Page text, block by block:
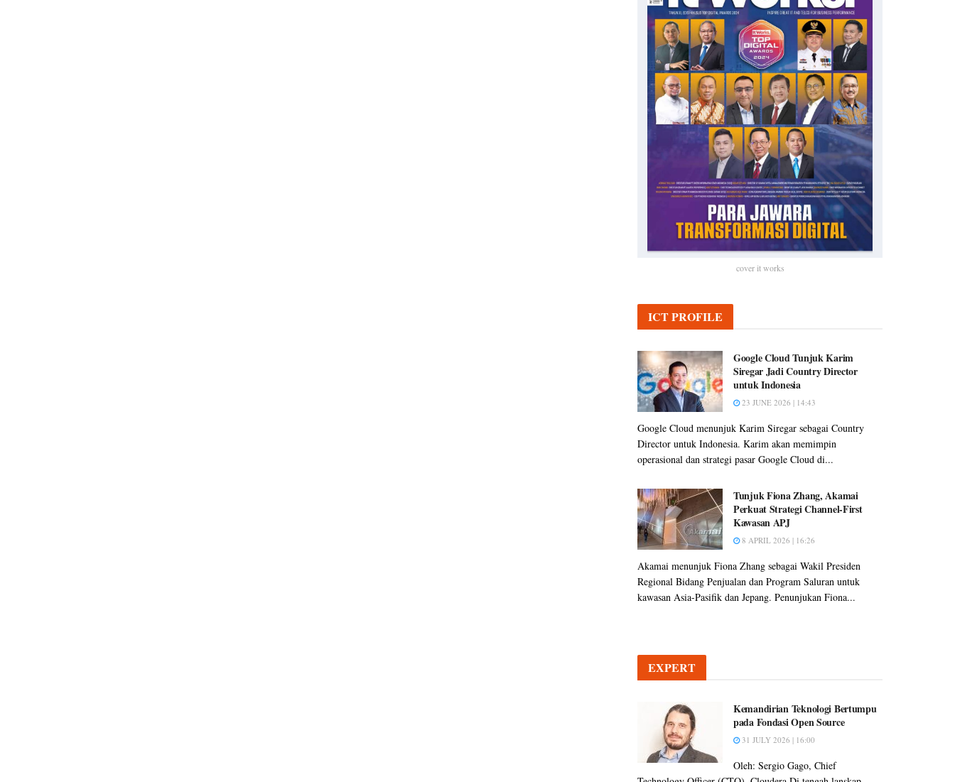
cover it works
ICT PROFILE
Google Cloud Tunjuk Karim
Siregar Jadi Country Director
untuk Indonesia
23 JUNE 2026 | 14:43
Google Cloud menunjuk Karim Siregar sebagai Country
Director untuk Indonesia. Karim akan memimpin
operasional dan strategi pasar Google Cloud di...
Tunjuk Fiona Zhang, Akamai
Perkuat Strategi Channel-First
Kawasan APJ
8 APRIL 2026 | 16:26
Akamai menunjuk Fiona Zhang sebagai Wakil Presiden
Regional Bidang Penjualan dan Program Saluran untuk
kawasan Asia-Pasifik dan Jepang. Penunjukan Fiona...
EXPERT
Kemandirian Teknologi Bertumpu
pada Fondasi Open Source
31 JULY 2026 | 16:00
Oleh: Sergio Gago, Chief